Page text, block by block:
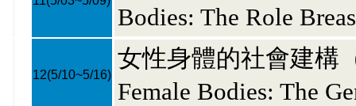
Bodies: The Role
12(5/10~5/16)
女性身體的社會建構
Female Bodies: The